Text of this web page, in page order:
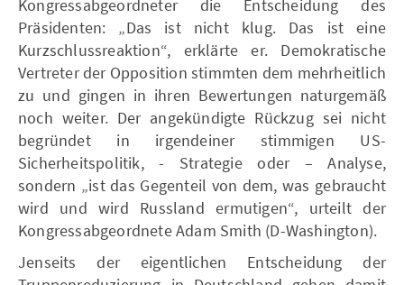
Kongressabgeordneter die Entscheidung des
Präsidenten: „Das ist nicht klug. Das ist eine
Kurzschlussreaktion“, erklärte er. Demokratische
Vertreter der Opposition stimmten dem mehrheitlich
zu und gingen in ihren Bewertungen naturgemäß
noch weiter. Der angekündigte Rückzug sei nicht
begründet in irgendeiner stimmigen US-
Sicherheitspolitik, - Strategie oder – Analyse,
sondern „ist das Gegenteil von dem, was gebraucht
wird und wird Russland ermutigen“, urteilt der
Kongressabgeordnete Adam Smith (D-Washington).
Jenseits der eigentlichen Entscheidung der